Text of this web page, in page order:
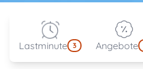
Lastminute 3 Angebote